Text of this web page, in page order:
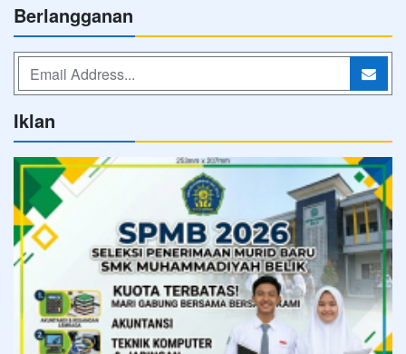
Berlangganan
Iklan